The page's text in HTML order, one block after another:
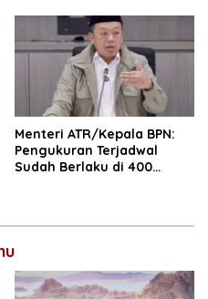
Berintegritas
Menteri ATR/Kepala BPN:
Pengukuran Terjadwal
Sudah Berlaku di 400